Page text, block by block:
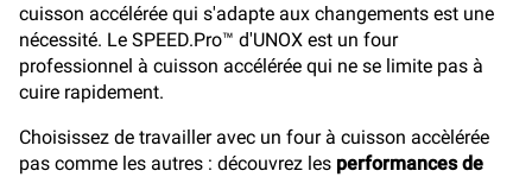
cuisson accélérée qui s'adapte aux changements est une
nécessité. Le SPEED.Pro™ d'UNOX est un four
professionnel à cuisson accélérée qui ne se limite pas à
cuire rapidement.
Choisissez de travailler avec un four à cuisson accèlérée
pas comme les autres : découvrez les performances de